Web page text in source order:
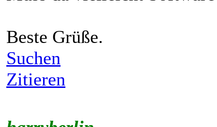
Woran könnte es liegen,
übersteuert? Btw habe ich
Limarauschen.